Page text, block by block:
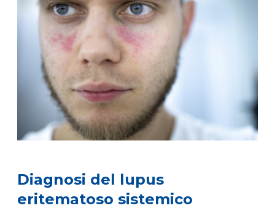
Diagnosi del lupus
eritematoso sistemico